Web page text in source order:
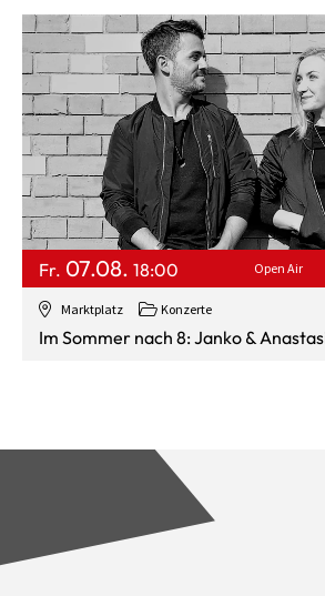
Marktplatz Konzerte
Fr. 07.08. 18:00 Open Air
Im Sommer nach 8: Janko &